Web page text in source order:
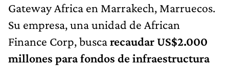
Gateway Africa en Marrakech, Marruecos.
Su empresa, una unidad de African
Finance Corp, buscarecaudar US$2.000
millones para fondos de infraestructura